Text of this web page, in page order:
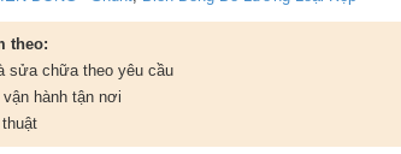
theo:
sửa chữa theo yêu cầu
hành tận nơi